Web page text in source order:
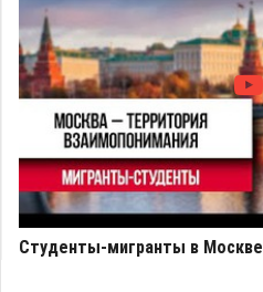
Студенты-мигранты в Москве